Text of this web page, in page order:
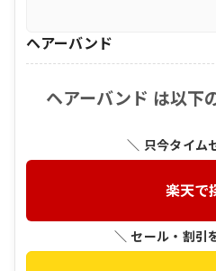
ヘアーバンド
ヘアーバンド は以下
＼ 只今タイム
楽天で
＼ セール・割引